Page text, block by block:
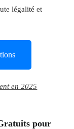
légalité et
en 2025
pour